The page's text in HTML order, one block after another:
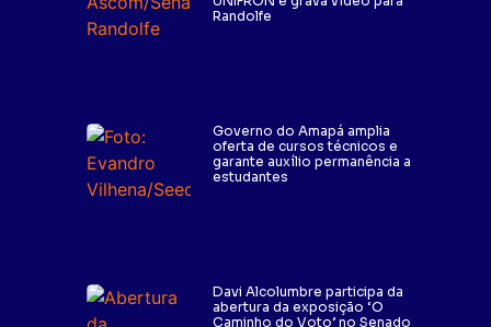
Randolfe
Governo do Amapá amplia
oferta de cursos técnicos e
garante auxílio permanência a
estudantes
Davi Alcolumbre participa da
abertura da exposição ‘O
Caminho do Voto’ no Senado